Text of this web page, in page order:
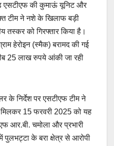
एसटीएफ की कुमाऊं यूनिट और
टीम ने नशे के खिलाफ बड़ी
तस्कर को गिरफ्तार किया है।
हेरोइन (स्मैक) बरामद की गई
25 लाख रुपये आंकी जा रही
के निर्देश पर एसटीएफ टीम ने
15 फरवरी 2025 को यह
आर.बी. चमोला और प्रभारी
पुलभट्टा के बरा क्षेत्र से आरोपी